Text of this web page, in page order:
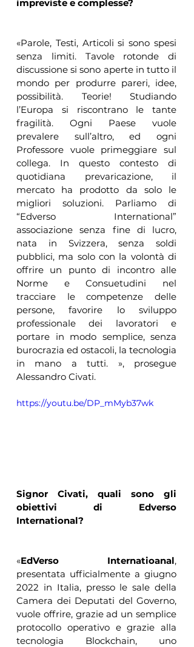
impreviste e complesse?
«Parole, Testi, Articoli si sono spesi
senza limiti. Tavole rotonde di
discussione si sono aperte in tutto il
mondo per produrre pareri, idee,
possibilità. Teorie! Studiando
l’Europa si riscontrano le tante
fragilità. Ogni Paese vuole
prevalere sull’altro, ed ogni
Professore vuole primeggiare sul
collega. In questo contesto di
quotidiana prevaricazione, il
mercato ha prodotto da solo le
migliori soluzioni. Parliamo di
“Edverso International”
associazione senza fine di lucro,
nata in Svizzera, senza soldi
pubblici, ma solo con la volontà di
offrire un punto di incontro alle
Norme e Consuetudini nel
tracciare le competenze delle
persone, favorire lo sviluppo
professionale dei lavoratori e
portare in modo semplice, senza
burocrazia ed ostacoli, la tecnologia
in mano a tutti. », prosegue
Alessandro Civati.
https://youtu.be/DP_mMyb37wk
Signor Civati, quali sono gli
obiettivi di Edverso
International?
«EdVerso Internatioanal,
presentata ufficialmente a giugno
2022 in Italia, presso le sale della
Camera dei Deputati del Governo,
vuole offrire, grazie ad un semplice
protocollo operativo e grazie alla
tecnologia Blockchain, uno